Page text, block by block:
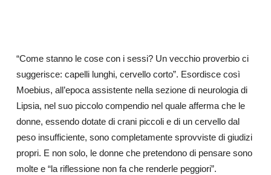
“Come stanno le cose con i sessi? Un vecchio proverbio ci
suggerisce: capelli lunghi, cervello corto”. Esordisce così
Moebius, all’epoca assistente nella sezione di neurologia di
Lipsia, nel suo piccolo compendio nel quale afferma che le
donne, essendo dotate di crani piccoli e di un cervello dal
peso insufficiente, sono completamente sprovviste di giudizi
propri. E non solo, le donne che pretendono di pensare sono
molte e “la riflessione non fa che renderle peggiori”.